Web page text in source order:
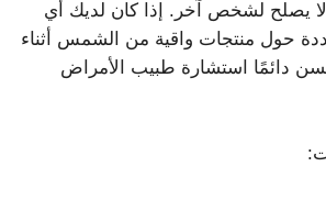
يصلح لشخص آخر. إذا كان لديك أي
حول منتجات واقية من الشمس أثناء
دائمًا استشارة طبيب الأمراض